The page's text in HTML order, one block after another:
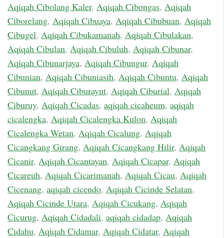
Aqiqah Cibolang Kaler, Aqiqah Cibongas, Aqiqah
Ciborelang, Aqiqah Cibuaya, Aqiqah Cibubuan, Aqiqah
Cibugel, Aqiqah Cibukamanah, Aqiqah Cibulakan,
Aqiqah Cibulan, Aqiqah Cibuluh, Aqiqah Cibunar,
Aqiqah Cibunarjaya, Aqiqah Cibungur, Aqiqah
Cibunian, Aqiqah Cibuniasih, Aqiqah Cibuntu, Aqiqah
Cibunut, Aqiqah Ciburayut, Aqiqah Ciburial, Aqiqah
Ciburuy, Aqiqah Cicadas, aqiqah cicaheum, aqiqah
cicalengka, Aqiqah Cicalengka Kulon, Aqiqah
Cicalengka Wetan, Aqiqah Cicalung, Aqiqah
Cicangkang Girang, Aqiqah Cicangkang Hilir, Aqiqah
Cicanir, Aqiqah Cicantayan, Aqiqah Cicapar, Aqiqah
Cicareuh, Aqiqah Cicarimanah, Aqiqah Cicau, Aqiqah
Cicenang, aqiqah cicendo, Aqiqah Cicinde Selatan,
Aqiqah Cicinde Utara, Aqiqah Cicukang, Aqiqah
Cicurug, Aqiqah Cidadali, aqiqah cidadap, Aqiqah
Cidahu, Aqiqah Cidamar, Aqiqah Cidatar, Aqiqah